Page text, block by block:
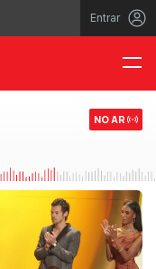
Entrar
NO AR